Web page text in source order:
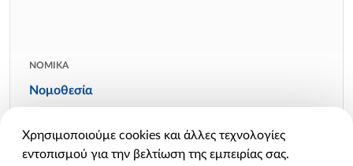
ΝΟΜΙΚΑ
Νομοθεσία
Πολιτική απορρήτου
Χρησιμοποιούμε cookies και άλλες τεχνολογίες
εντοπισμού για την βελτίωση της εμπειρίας σας.